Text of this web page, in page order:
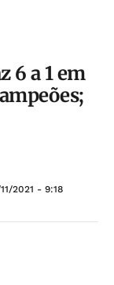
6 a 1 em
2021 - 9:18